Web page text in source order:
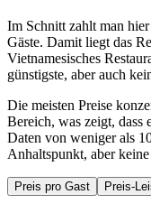
Im Schnitt zahlt man
Gäste. Damit liegt das
Vietnamesisches
günstigste, aber auch
Die meisten Preise
Bereich, was zeigt, dass
Daten von weniger als
Anhaltspunkt, aber
Preis pro Gast Preis-